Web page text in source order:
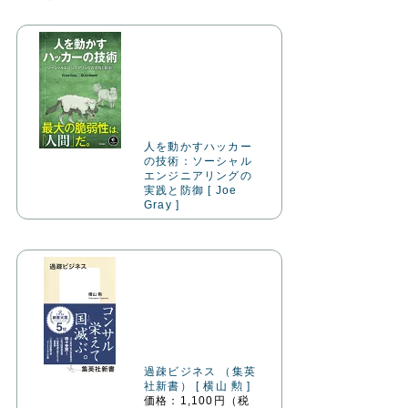
人を動かすハッカー
の技術：ソーシャル
エンジニアリングの
実践と防御 [ Joe
Gray ]
過疎ビジネス （集英
社新書） [ 横山 勲 ]
価格：1,100円（税